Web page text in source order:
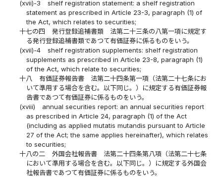
(xvii)-3
shelf registration statement: a shelf registration
statement as prescribed in Article 23-3, paragraph (1) of
the Act, which relates to securities;
十七の四
発行登録追補書類 法第二十三条の八第一項に規定す
る発行登録追補書類であつて有価証券に係るものをいう。
(xvii)-4
shelf registration supplements: shelf registration
supplements as prescribed in Article 23-8, paragraph (1)
of the Act, which relate to securities;
十八
有価証券報告書 法第二十四条第一項（法第二十七条にお
いて準用する場合を含む。以下同じ。）に規定する有価証券報
告書であつて有価証券に係るものをいう。
(xviii)
annual securities report: an annual securities report
as prescribed in Article 24, paragraph (1) of the Act
(including as applied mutatis mutandis pursuant to Article
27 of the Act; the same applies hereinafter), which relates
to securities;
十八の二
外国会社報告書 法第二十四条第八項（法第二十七条
において準用する場合を含む。以下同じ。）に規定する外国会
社報告書であつて有価証券に係るものをいう。